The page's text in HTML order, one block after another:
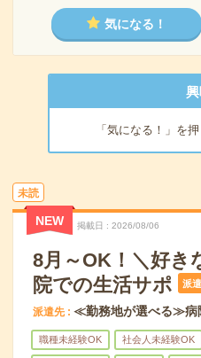
気になる！
「気になる！」を
未読
NEW 掲載日 2026/08/06
8月～OK！＼好き
院での生活サポ
派遣
派遣先 ≪勤務地が選べる≫病
職種未経験OK 社会人未経験OK